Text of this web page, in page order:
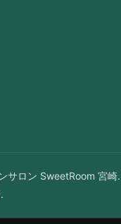
ロン SweetRoom 宮